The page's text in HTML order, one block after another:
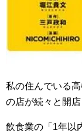
私の住んでいる
の店が続々と開
飲食業の「1年以